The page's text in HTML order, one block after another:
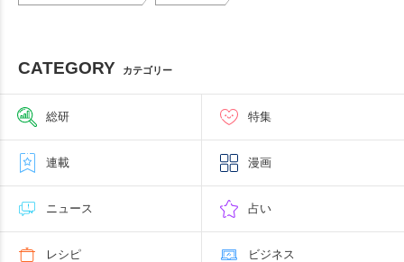
CATEGORY カテゴリー
総研 特集
連載 漫画
ニュース 占い
レシピ ビジネス